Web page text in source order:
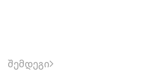
შემდეგი